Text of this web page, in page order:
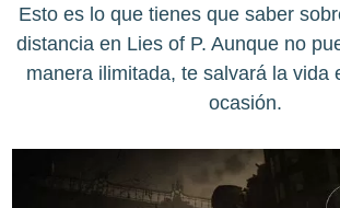
Esto es lo que tienes que saber
distancia en Lies of P. Aunque no
manera ilimitada, te salvará la vida
ocasión.